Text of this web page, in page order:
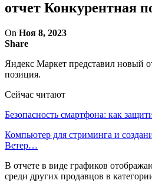
отчет Конкурентная
On Ноя 8, 2023
Share
Яндекс Маркет представил новый
позиция.
Сейчас читают
Безопасность смартфона: как
Компьютер для стриминга и
Ветер…
В отчете в виде графиков
среди других продавцов в